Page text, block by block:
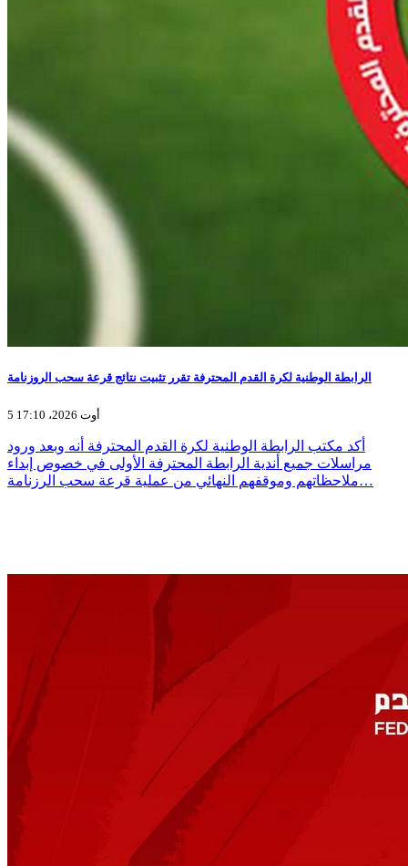
الرابطة الوطنية لكرة القدم المحترفة تقرر تثبيت نتائج قرعة سحب الروزنامة
5 أوت 2026، 17:10
أكد مكتب الرابطة الوطنية لكرة القدم المحترفة أنه وبعد ورود
مراسلات جميع أندية الرابطة المحترفة الأولى في خصوص إبداء
ملاحظاتهم وموقفهم النهائي من عملية قرعة سحب الرزنامة…